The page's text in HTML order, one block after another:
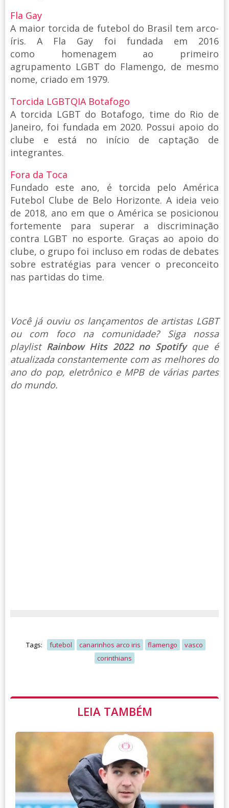
Fla Gay
A maior torcida de futebol do Brasil tem arco-
íris. A Fla Gay foi fundada em 2016
como homenagem ao primeiro
agrupamento LGBT do Flamengo, de mesmo
nome, criado em 1979.
Torcida LGBTQIA Botafogo
A torcida LGBT do Botafogo, time do Rio de
Janeiro, foi fundada em 2020. Possui apoio do
clube e está no início de captação de
integrantes.
Fora da Toca
Fundado este ano, é torcida pelo América
Futebol Clube de Belo Horizonte. A ideia veio
de 2018, ano em que o América se posicionou
fortemente para superar a discriminação
contra LGBT no esporte. Graças ao apoio do
clube, o grupo foi incluso em rodas de debates
sobre estratégias para vencer o preconceito
nas partidas do time.
Você já ouviu os lançamentos de artistas LGBT
ou com foco na comunidade? Siga nossa
playlist Rainbow Hits 2022 no Spotify que é
atualizada constantemente com as melhores do
ano do pop, eletrônico e MPB de várias partes
do mundo.
Tags: futebol canarinhos arco iris flamengo
vasco
corinthians
LEIA TAMBÉM